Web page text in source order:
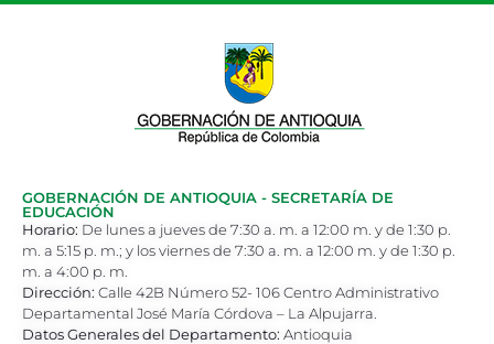
GOBERNACIÓN DE ANTIOQUIA - SECRETARÍA DE
EDUCACIÓN
Horario: De lunes a jueves de 7:30 a. m. a 12:00 m. y de 1:30 p.
m. a 5:15 p. m.; y los viernes de 7:30 a. m. a 12:00 m. y de 1:30 p.
m. a 4:00 p. m.
Dirección: Calle 42B Número 52- 106 Centro Administrativo
Departamental José María Córdova – La Alpujarra.
Datos Generales del Departamento: Antioquia